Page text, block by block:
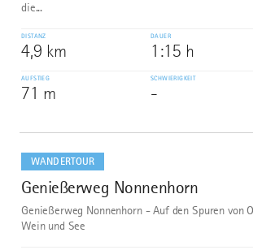
die...
DISTANZ
4,9 km
DAUER
1:15 h
AUFSTIEG
71 m
SCHWIERIGKEIT
-
WANDERTOUR
9
Genießerweg Nonnenhorn
Genießerweg Nonnenhorn - Auf den Spuren von
Wein und See
dazu